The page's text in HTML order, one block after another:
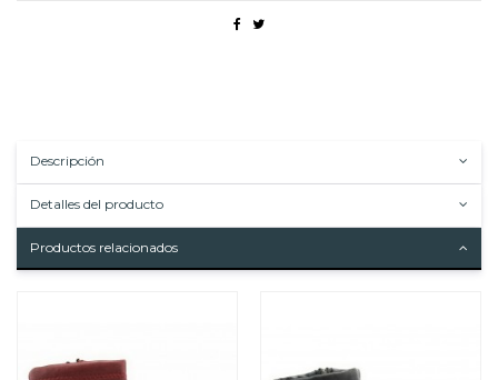
Descripción
Detalles del producto
Productos relacionados